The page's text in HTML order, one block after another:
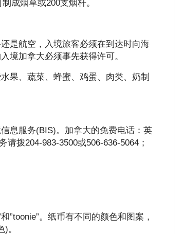
成烟草或200支烟杆。
是航空，入境旅客必须在到达时向海
境加拿大必须事先获得许可。
果、蔬菜、蜂蜜、鸡蛋、肉类、奶制
息服务(BIS)。加拿大的免费电话：英
拨204-983-3500或506-636-5064；
”toonie”。纸币有不同的颜色和图案，
。